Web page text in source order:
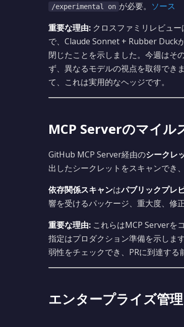
/experimental on が必要。 ソース
重要な理由: クロスファミリレビュ
で、Claude Sonnet + Rubber Duck
閉じたことを示しました。今週はそ
ず、異なるモデルの視点を取得でき
て、これは実用的なヘッジです。
MCP Serverのマイル
GitHub MCP Server経由のシークレ
出したシークレットをスキャンでき
依存関係スキャンはパブリックプレ
響を受けるパッケージ、重大度、修
重要な理由: これらはMCP Serverを
指定はプロダクション準備を示しま
弱性をチェックでき、PRに到達する
エンタープライズ管理